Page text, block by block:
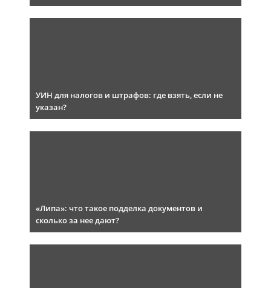
УИН для налогов и штрафов: где взять, если не
указан?
«Липа»: что такое подделка документов и
сколько за нее дают?